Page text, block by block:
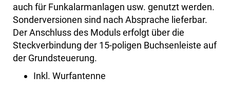
auch für Funkalarmanlagen usw. genutzt werden.
Sonderversionen sind nach Absprache lieferbar.
Der Anschluss des Moduls erfolgt über die
Steckverbindung der 15-poligen Buchsenleiste auf
der Grundsteuerung.
Inkl. Wurfantenne